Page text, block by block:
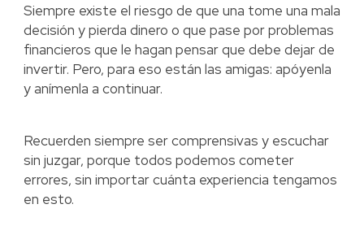
Siempre existe el riesgo de que una tome una mala
decisión y pierda dinero o que pase por problemas
financieros que le hagan pensar que debe dejar de
invertir. Pero, para eso están las amigas: apóyenla
y anímenla a continuar.
Recuerden siempre ser comprensivas y escuchar
sin juzgar, porque todos podemos cometer
errores, sin importar cuánta experiencia tengamos
en esto.